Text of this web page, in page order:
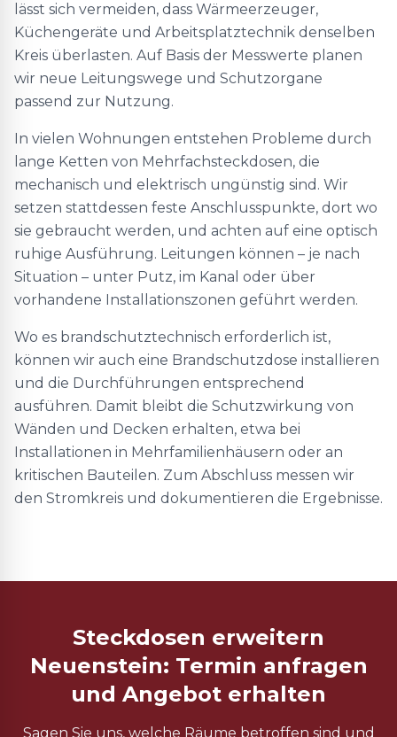
lässt sich vermeiden, dass Wärmeerzeuger,
Küchengeräte und Arbeitsplatztechnik denselben
Kreis überlasten. Auf Basis der Messwerte planen
wir neue Leitungswege und Schutzorgane
passend zur Nutzung.
In vielen Wohnungen entstehen Probleme durch
lange Ketten von Mehrfachsteckdosen, die
mechanisch und elektrisch ungünstig sind. Wir
setzen stattdessen feste Anschlusspunkte, dort wo
sie gebraucht werden, und achten auf eine optisch
ruhige Ausführung. Leitungen können – je nach
Situation – unter Putz, im Kanal oder über
vorhandene Installationszonen geführt werden.
Wo es brandschutztechnisch erforderlich ist,
können wir auch eine Brandschutzdose installieren
und die Durchführungen entsprechend
ausführen. Damit bleibt die Schutzwirkung von
Wänden und Decken erhalten, etwa bei
Installationen in Mehrfamilienhäusern oder an
kritischen Bauteilen. Zum Abschluss messen wir
den Stromkreis und dokumentieren die Ergebnisse.
Steckdosen erweitern
Neuenstein: Termin anfragen
und Angebot erhalten
Sagen Sie uns, welche Räume betroffen sind und